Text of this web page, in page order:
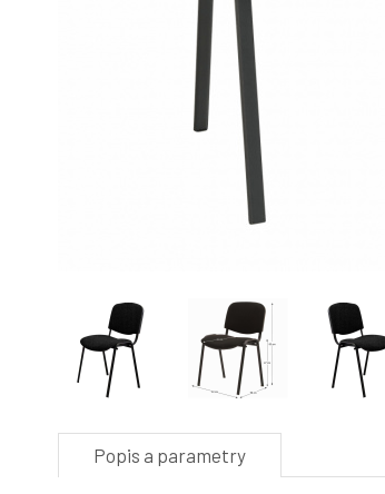
Popis a parametry